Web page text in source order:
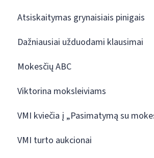
Atsiskaitymas grynaisiais pinigais
Dažniausiai užduodami klausimai
Mokesčių ABC
Viktorina moksleiviams
VMI kviečia į „Pasimatymą su
VMI turto aukcionai